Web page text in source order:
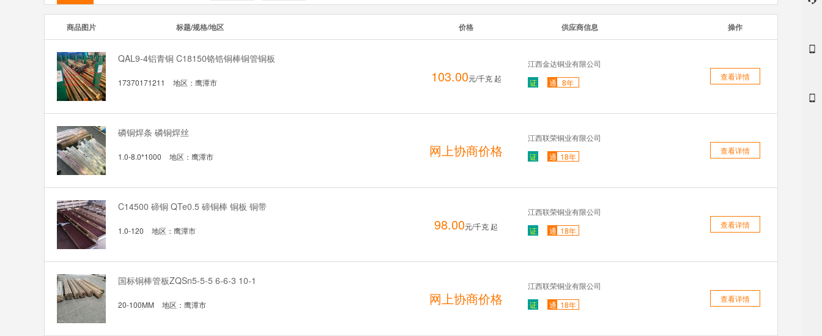
海南省 重庆市 四川省 贵州省 云南省 西藏自治 陕西省 甘肃省 青海省 宁夏
香港
商品图片 标题/规格/地区 价格 供应商信息 操作
QAL9-4铝青铜 C18150铬锆铜棒铜管铜板
17370171211 地区： 鹰潭市 103.00元/千克 起
江西金达铜业有限公司
证
通 8年
查看详情
磷铜焊条 磷铜焊丝
1.0-8.0*1000 地区： 鹰潭市 网上协商价格
江西联荣铜业有限公司
证
通 18年
查看详情
C14500 碲铜 QTe0.5 碲铜棒 铜板 铜带
1.0-120 地区： 鹰潭市 98.00元/千克 起
江西联荣铜业有限公司
证
通 18年
查看详情
国标铜棒管板ZQSn5-5-5 6-6-3 10-1
20-100MM 地区： 鹰潭市 网上协商价格
江西联荣铜业有限公司
证
通 18年
查看详情